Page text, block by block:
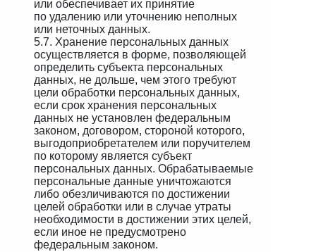
или обеспечивает их принятие
по удалению или уточнению неполных
или неточных данных.
5.7. Хранение персональных данных
осуществляется в форме, позволяющей
определить субъекта персональных
данных, не дольше, чем этого требуют
цели обработки персональных данных,
если срок хранения персональных
данных не установлен федеральным
законом, договором, стороной которого,
выгодоприобретателем или поручителем
по которому является субъект
персональных данных. Обрабатываемые
персональные данные уничтожаются
либо обезличиваются по достижении
целей обработки или в случае утраты
необходимости в достижении этих целей,
если иное не предусмотрено
федеральным законом.